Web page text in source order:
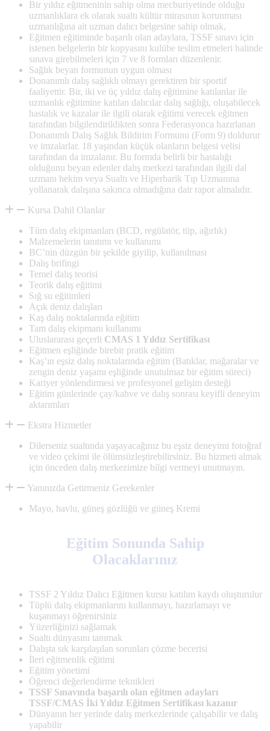
Bir yıldız eğitmeninin sahip olma mecburiyetinde olduğu
uzmanlıklara ek olarak sualtı kültür mirasının korunması
uzmanlığına ait uzman dalıcı belgesine sahip olmak,
Eğitmen eğitiminde başarılı olan adaylara, TSSF sınavı için
istenen belgelerin bir kopyasını kulübe teslim etmeleri halinde
sınava girebilmeleri için 7 ve 8 formları düzenlenir.
Sağlık beyan formunun uygun olması
Donanımlı dalış sağlıklı olmayı gerektiren bir sportif
faaliyettir. Bir, iki ve üç yıldız dalış eğitimine katılanlar ile
uzmanlık eğitimine katılan dalıcılar dalış sağlığı, oluşabilecek
hastalık ve kazalar ile ilgili olarak eğitimi verecek eğitmen
tarafından bilgilendirildikten sonra Federasyonca hazırlanan
Donanımlı Dalış Sağlık Bildirim Formunu (Form 9) doldurur
ve imzalarlar. 18 yaşından küçük olanların belgesi velisi
tarafından da imzalanır. Bu formda belirli bir hastalığı
olduğunu beyan edenler dalış merkezi tarafından ilgili dal
uzmanı hekim veya Sualtı ve Hiperbarik Tıp Uzmanına
yollanarak dalışına sakınca olmadığına dair rapor almalıdır.
Kursa Dahil Olanlar
Tüm dalış ekipmanları (BCD, regülatör, tüp, ağırlık)
Malzemelerin tanıtımı ve kullanımı
BC’nin düzgün bir şekilde giyilip, kullanılması
Dalış brifingi
Temel dalış teorisi
Teorik dalış eğitimi
Sığ su eğitimleri
Açık deniz dalışları
Kaş dalış noktalarında eğitim
Tam dalış ekipmanı kullanımı
Uluslararası geçerli CMAS 1 Yıldız Sertifikası
Eğitmen eşliğinde birebir pratik eğitim
Kaş’ın eşsiz dalış noktalarında eğitim (Batıklar, mağaralar ve
zengin deniz yaşamı eşliğinde unutulmaz bir eğitim süreci)
Kariyer yönlendirmesi ve profesyonel gelişim desteği
Eğitim günlerinde çay/kahve ve dalış sonrası keyifli deneyim
aktarımları
Ekstra Hizmetler
Dilerseniz sualtında yaşayacağınız bu eşsiz deneyimi fotoğraf
ve video çekimi ile ölümsüzleştirebilirsiniz. Bu hizmeti almak
için önceden dalış merkezimize bilgi vermeyi unutmayın.
Yanınızda Getirmeniz Gerekenler
Mayo, havlu, güneş gözlüğü ve güneş Kremi
Eğitim Sonunda Sahip
Olacaklarınız
TSSF 2 Yıldız Dalıcı Eğitmen kursu katılım kaydı oluşturulur
Tüplü dalış ekipmanlarını kullanmayı, hazırlamayı ve
kuşanmayı öğrenirsiniz
Yüzerliğinizi sağlamak
Sualtı dünyasını tanımak
Dalışta sık karşılaşılan sorunları çözme becerisi
İleri eğitmenlik eğitimi
Eğitim yönetimi
Öğrenci değerlendirme teknikleri
TSSF Sınavında başarılı olan eğitmen adayları
TSSF/CMAS İki Yıldız Eğitmen Sertifikası kazanır
Dünyanın her yerinde dalış merkezlerinde çalışabilir ve dalış
yapabilir